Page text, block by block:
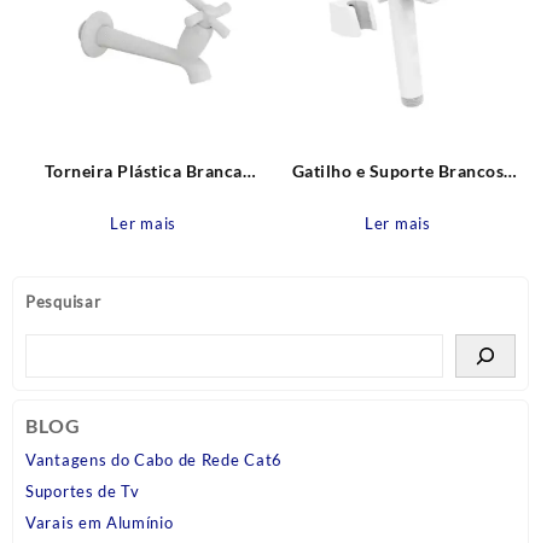
Pesquisar
BLOG
Vantagens do Cabo de Rede Cat6
Suportes de Tv
Varais em Alumínio
Torneira Plástica Branca
Tigre
Ler mais
Gatilho e Suporte Brancos
Higiênicas Blukit
Ler mais